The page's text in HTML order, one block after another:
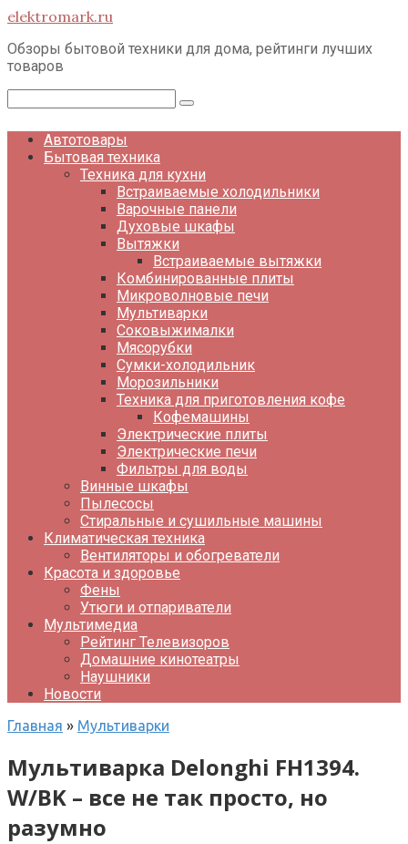
Перейти
контенту
elektromark.ru
Обзоры бытовой техники для дома, рейтинги лучших
товаров
Автотовары
Бытовая техника
Техника для кухни
Встраиваемые холодильники
Варочные панели
Духовые шкафы
Вытяжки
Встраиваемые вытяжки
Комбинированные плиты
Микроволновые печи
Мультиварки
Соковыжималки
Мясорубки
Сумки-холодильник
Морозильники
Техника для приготовления кофе
Кофемашины
Электрические плиты
Электрические печи
Фильтры для воды
Винные шкафы
Пылесосы
Стиральные и сушильные машины
Климатическая техника
Вентиляторы и обогреватели
Красота и здоровье
Фены
Утюги и отпариватели
Мультимедиа
Рейтинг Телевизоров
Домашние кинотеатры
Наушники
Новости
Главная » Мультиварки
Мультиварка Delonghi FH1394.
W/BK – все не так просто, но
разумно